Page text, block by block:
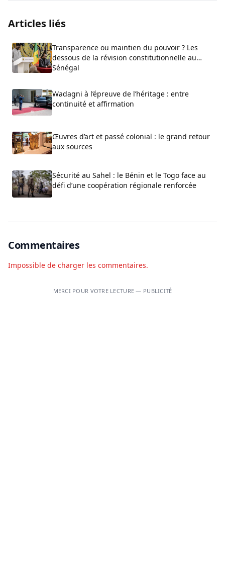
Articles liés
Transparence ou maintien du pouvoir ? Les
dessous de la révision constitutionnelle au
Sénégal
Wadagni à l’épreuve de l’héritage : entre
continuité et affirmation
Œuvres d’art et passé colonial : le grand retour
aux sources
Sécurité au Sahel : le Bénin et le Togo face au
défi d’une coopération régionale renforcée
Commentaires
Impossible de charger les commentaires.
MERCI POUR VOTRE LECTURE — PUBLICITÉ